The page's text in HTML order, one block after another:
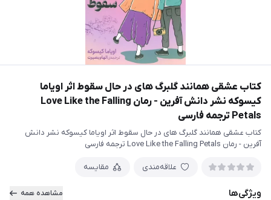
کتاب عشقی همانند گلبرگ های در حال سقوط اثر اویاما
کیسوکه نشر دانش آفرین - رمان Love Like the Falling
Petals ترجمه فارسی
کتاب عشقی همانند گلبرگ های در حال سقوط اثر اویاما کیسوکه نشر دانش
آفرین - رمان Love Like the Falling Petals ترجمه فارسی
علاقه‌مندی مقایسه
ویژگی‌ها مشاهده همه